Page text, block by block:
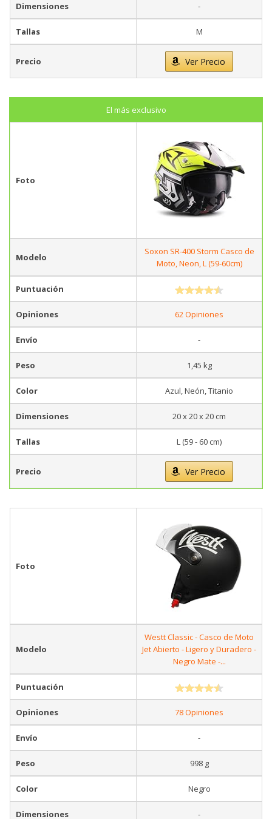
Dimensiones -
Tallas M
Precio Ver Precio
El más exclusivo
Foto
Modelo
Soxon SR-400 Storm Casco de
Moto, Neon, L (59-60cm)
Puntuación
Opiniones 62 Opiniones
Envío -
Peso 1,45 kg
Color Azul, Neón, Titanio
Dimensiones 20 x 20 x 20 cm
Tallas L (59 - 60 cm)
Precio Ver Precio
Foto
Modelo
Westt Classic - Casco de Moto
Jet Abierto - Ligero y Duradero -
Negro Mate -...
Puntuación
Opiniones 78 Opiniones
Envío -
Peso 998 g
Color Negro
Dimensiones -